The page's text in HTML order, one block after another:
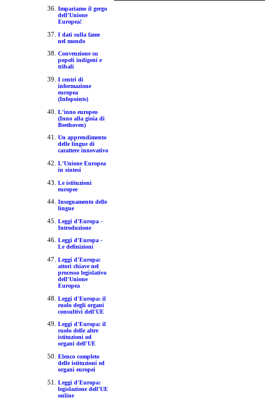
Impariamo il gergo
dell'Unione
Europea!
I dati sulla fame
nel mondo
Convenzione su
popoli indigeni e
tribali
I centri di
informazione
europea
(Infopoints)
L'inno europeo
(Inno alla gioia di
Beethoven)
Un apprendimento
delle lingue di
carattere innovativo
L'Unione Europea
in sintesi
Le istituzioni
europee
Insegnamento delle
lingue
Leggi d'Europa -
Introduzione
Leggi d'Europa -
Le definizioni
Leggi d'Europa:
attori chiave nel
processo legislativo
dell'Unione
Europea
Leggi d'Europa: il
ruolo degli organi
consultivi dell'UE
Leggi d'Europa: il
ruolo delle altre
istituzioni od
organi dell'UE
Elenco completo
delle istituzioni ed
organi europei
Leggi d'Europa:
legislazione dell'UE
online